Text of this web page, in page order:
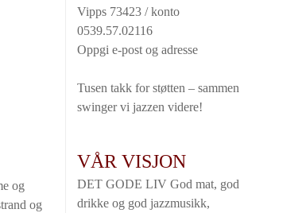
og
og
Vipps 73423 / konto
0539.57.02116
Oppgi e-post og adresse
Tusen takk for støtten – sammen
swinger vi jazzen videre!
VÅR VISJON
DET GODE LIV God mat, god
drikke og god jazzmusikk,